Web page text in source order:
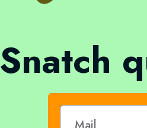
Snatch